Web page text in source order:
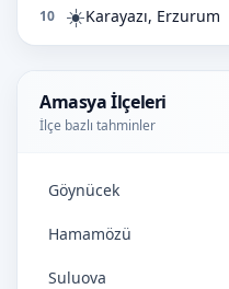
10 ☀️Karayazı, Erzurum
Amasya İlçeleri
İlçe bazlı tahminler
Göynücek
Hamamözü
Suluova